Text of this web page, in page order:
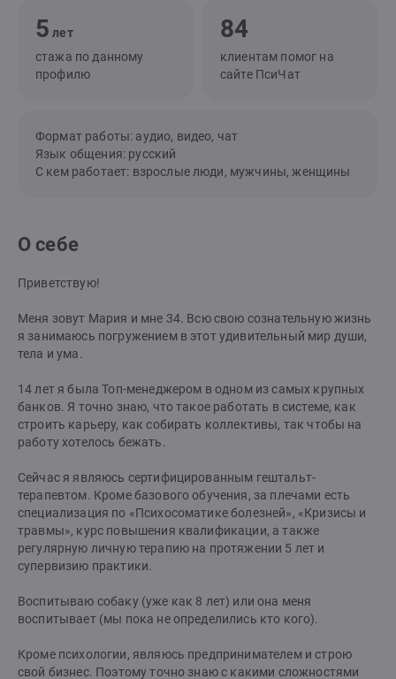
5 лет
стажа по данному
профилю
84
клиентам помог на
сайте ПсиЧат
Формат работы: аудио, видео, чат
Язык общения: русский
С кем работает: взрослые люди, мужчины, женщины
О себе
Приветствую!
Меня зовут Мария и мне 34. Всю свою сознательную жизнь
я занимаюсь погружением в этот удивительный мир души,
тела и ума.
14 лет я была Топ-менеджером в одном из самых крупных
банков. Я точно знаю, что такое работать в системе, как
строить карьеру, как собирать коллективы, так чтобы на
работу хотелось бежать.
Сейчас я являюсь сертифицированным гештальт-
терапевтом. Кроме базового обучения, за плечами есть
специализация по «Психосоматике болезней», «Кризисы и
травмы», курс повышения квалификации, а также
регулярную личную терапию на протяжении 5 лет и
супервизию практики.
Воспитываю собаку (уже как 8 лет) или она меня
воспитывает (мы пока не определились кто кого).
Кроме психологии, являюсь предпринимателем и строю
свой бизнес. Поэтому точно знаю с какими сложностями